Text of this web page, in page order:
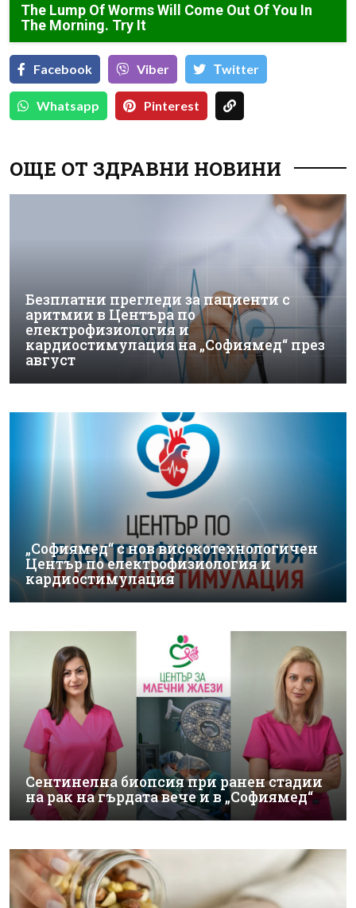
The Lump Of Worms Will Come Out Of You In
The Morning. Try It
Facebook Viber Тwitter
Whatsapp Pinterest
ОЩЕ ОТ ЗДРАВНИ НОВИНИ
Безплатни прегледи за пациенти с
аритмии в Центъра по
електрофизиология и
кардиостимулация на „Софиямед“ през
август
„Софиямед“ с нов високотехнологичен
Център по електрофизиология и
кардиостимулация
Сентинелна биопсия при ранен стадии
на рак на гърдата вече и в „Софиямед“